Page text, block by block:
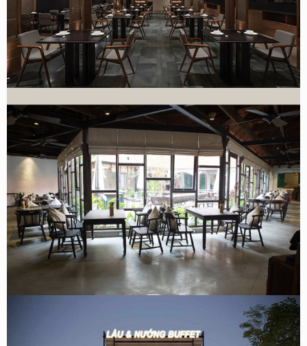
Thiết kế nội thất nhà hàng Jakeumseong tại Bắc Ninh
Thiết kế nội thất nhà hàng đồng quê tại Hải Phòng